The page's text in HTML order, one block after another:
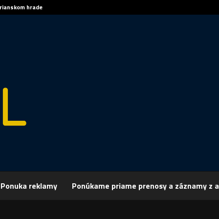
hrade
Ponuka reklamy Ponúkame priame prenosy a záznamy z
Šport ŠPORT, FUTSAL: Nitra sviatkuje v prvej trojke